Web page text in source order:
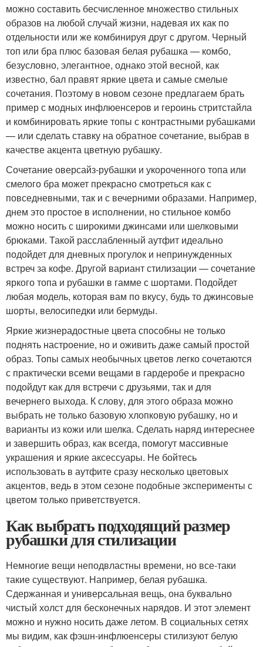
можно составить бесчисленное множество стильных
образов на любой случай жизни, надевая их как по
отдельности или же комбинируя друг с другом. Черный
топ или бра плюс базовая белая рубашка — комбо,
безусловно, элегантное, однако этой весной, как
известно, бал правят яркие цвета и самые смелые
сочетания. Поэтому в новом сезоне предлагаем брать
пример с модных инфлюенсеров и героинь стритстайла
и комбинировать яркие топы с контрастными рубашками
— или сделать ставку на обратное сочетание, выбрав в
качестве акцента цветную рубашку.
Сочетание оверсайз-рубашки и укороченного топа или
смелого бра может прекрасно смотреться как с
повседневными, так и с вечерними образами. Например,
днем это простое в исполнении, но стильное комбо
можно носить с широкими джинсами или шелковыми
брюками. Такой расслабленный аутфит идеально
подойдет для дневных прогулок и непринужденных
встреч за кофе. Другой вариант стилизации — сочетание
яркого топа и рубашки в гамме с шортами. Подойдет
любая модель, которая вам по вкусу, будь то джинсовые
шорты, велосипедки или бермуды.
Яркие жизнерадостные цвета способны не только
поднять настроение, но и оживить даже самый простой
образ. Топы самых необычных цветов легко сочетаются
с практически всеми вещами в гардеробе и прекрасно
подойдут как для встречи с друзьями, так и для
вечернего выхода. К слову, для этого образа можно
выбрать не только базовую хлопковую рубашку, но и
варианты из кожи или шелка. Сделать наряд интереснее
и завершить образ, как всегда, помогут массивные
украшения и яркие аксессуары. Не бойтесь
использовать в аутфите сразу несколько цветовых
акцентов, ведь в этом сезоне подобные эксперименты с
цветом только приветствуется.
Как выбрать подходящий размер
рубашки для стилизации
Немногие вещи неподвластны времени, но все-таки
такие существуют. Например, белая рубашка.
Сдержанная и универсальная вещь, она буквально
чистый холст для бесконечных нарядов. И этот элемент
можно и нужно носить даже летом. В социальных сетях
мы видим, как фэшн-инфлюенсеры стилизуют белую